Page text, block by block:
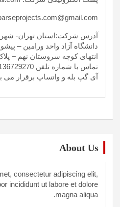
آدرس شرکت:استان تهران- شهر
دانشگاه آزاد واحد ورامین –
آی گپ بله و واتساپ برقرار می
About Us
consectetur adipiscing elit,
incididunt ut labore et dolore
magna aliqua.